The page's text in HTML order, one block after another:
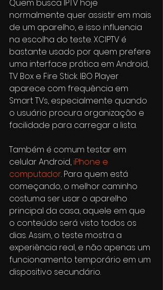
Quem busca IPTV hoje
normalmente quer assistir em mais
de um aparelho, e isso influencia
na escolha do teste. XCIPTV é
bastante usado por quem prefere
uma interface prática em Android,
TV Box e Fire Stick. IBO Player
aparece com frequência em
Smart TVs, especialmente quando
o usuário procura organização e
facilidade para carregar a lista.
Também é comum testar em
celular Android, iPhone e
computador. Para quem está
começando, o melhor caminho
costuma ser usar o aparelho
principal da casa, aquele em que
o conteúdo será visto todos os
dias. Assim, o teste mostra a
experiência real, e não apenas um
funcionamento temporário em um
dispositivo secundário.